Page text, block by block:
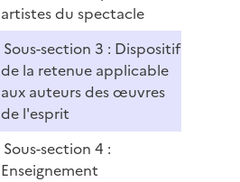
artistes du spectacle
Sous-section 3 : Dispositif
de la retenue applicable
aux auteurs des œuvres
de l'esprit
Sous-section 4 :
Enseignement